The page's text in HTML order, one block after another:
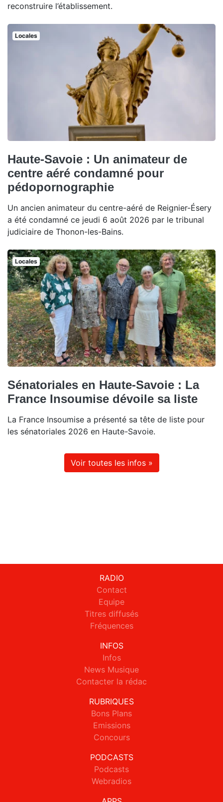
reconstruire l’établissement.
Locales
Haute-Savoie : Un animateur de
centre aéré condamné pour
pédopornographie
Un ancien animateur du centre-aéré de Reignier-Ésery
a été condamné ce jeudi 6 août 2026 par le tribunal
judiciaire de Thonon-les-Bains.
Locales
Sénatoriales en Haute-Savoie : La
France Insoumise dévoile sa liste
La France Insoumise a présenté sa tête de liste pour
les sénatoriales 2026 en Haute-Savoie.
Voir toutes les infos »
RADIO
Contact
Equipe
Titres diffusés
Fréquences
INFOS
Infos
News Musique
Contacter la rédac
RUBRIQUES
Bons Plans
Emissions
Concours
PODCASTS
Podcasts
Webradios